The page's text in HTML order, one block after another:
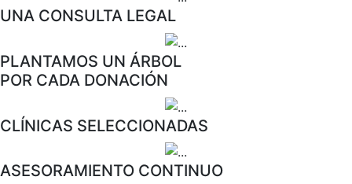
UNA CONSULTA LEGAL
PLANTAMOS UN ÁRBOL
POR CADA DONACIÓN
CLÍNICAS SELECCIONADAS
ASESORAMIENTO CONTINUO